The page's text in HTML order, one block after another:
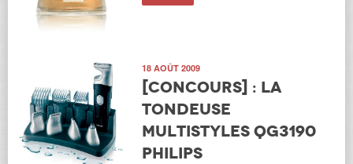
18 AOÛT 2009
[Concours] : la
tondeuse
multiStyles QG3190
Philips